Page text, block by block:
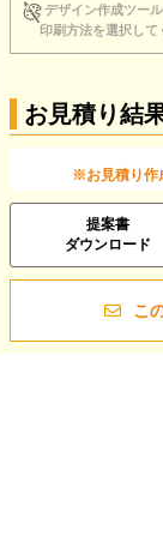
デザイン作成ツー
印刷方法を選択して
お見積り結
※お見積り作
提案書
ダウンロード
こ